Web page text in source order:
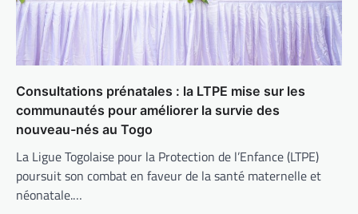
Consultations prénatales : la LTPE mise sur les
communautés pour améliorer la survie des
nouveau-nés au Togo
La Ligue Togolaise pour la Protection de l’Enfance (LTPE)
poursuit son combat en faveur de la santé maternelle et
néonatale.…